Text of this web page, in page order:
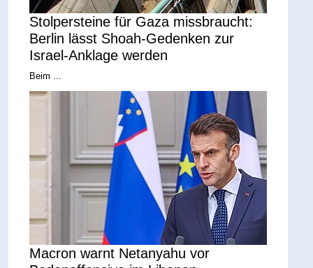
Stolpersteine für Gaza missbraucht:
Berlin lässt Shoah-Gedenken zur
Israel-Anklage werden
Beim ...
Macron warnt Netanyahu vor